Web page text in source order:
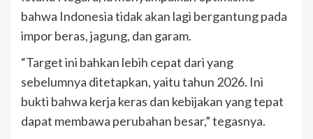
bahwa Indonesia tidak akan lagi bergantung pada
impor beras, jagung, dan garam.
“Target ini bahkan lebih cepat dari yang
sebelumnya ditetapkan, yaitu tahun 2026. Ini
bukti bahwa kerja keras dan kebijakan yang tepat
dapat membawa perubahan besar,” tegasnya.